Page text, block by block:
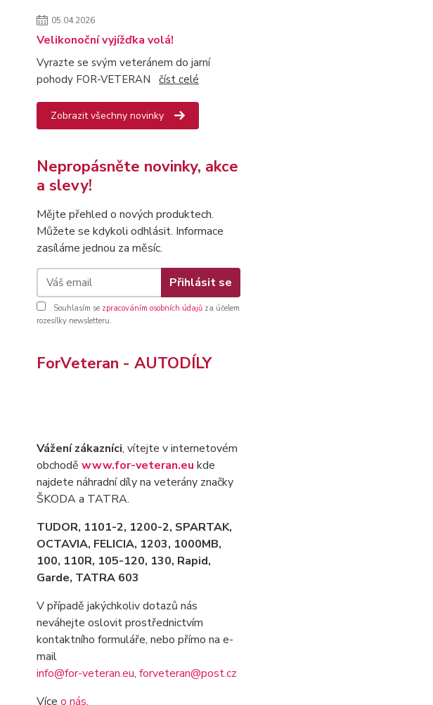
05.04.2026
Velikonoční vyjížďka volá!
Vyrazte se svým veteránem do jarní
pohody FOR-VETERAN číst celé
Zobrazit všechny novinky
Nepropásněte novinky, akce
a slevy!
Mějte přehled o nových produktech.
Můžete se kdykoli odhlásit. Informace
zasíláme jednou za měsíc.
Přihlásit se
Souhlasím se zpracováním osobních údajů za účelem
rozesílky newsletteru.
ForVeteran - AUTODÍLY
Vážení zákazníci, vítejte v internetovém
obchodě www.for-veteran.eu kde
najdete náhradní díly na veterány značky
ŠKODA a TATRA.
TUDOR, 1101-2, 1200-2, SPARTAK,
OCTAVIA, FELICIA, 1203, 1000MB,
100, 110R, 105-120, 130, Rapid,
Garde, TATRA 603
V případě jakýchkoliv dotazů nás
neváhejte oslovit prostřednictvím
kontaktního formuláře, nebo přímo na e-
mail
info@for-veteran.eu, forveteran@post.cz
Více o nás.